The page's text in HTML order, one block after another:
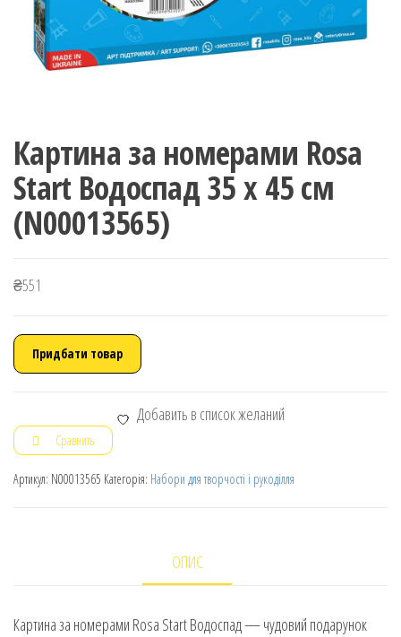
Картина за номерами Rosa
Start Водоспад 35 x 45 см
(N00013565)
₴551
Придбати товар
Добавить в список желаний
Сравнить
Артикул: N00013565 Категорія: Набори для творчості і рукоділля
ОПИС
Картина за номерами Rosa Start Водоспад — чудовий подарунок